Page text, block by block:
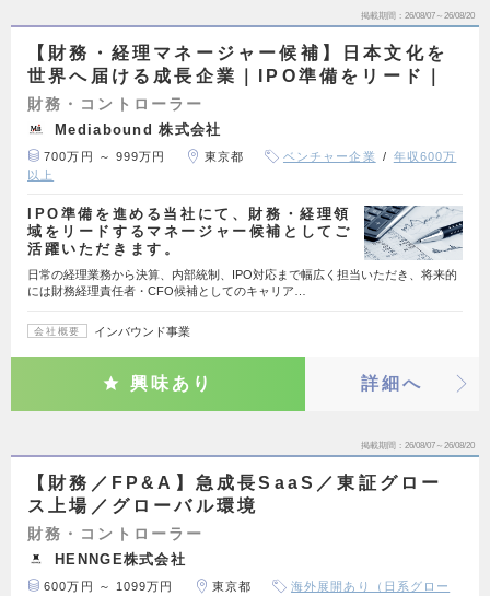
掲載期間 26/08/07～26/08/20
【財務・経理マネージャー候補】日本文化を
世界へ届ける成長企業｜IPO準備をリード｜
財務・コントローラー
Mediabound 株式会社
700万円 ～ 999万円 東京都 ベンチャー企業
年収600万
以上
IPO準備を進める当社にて、財務・経理領
域をリードするマネージャー候補としてご
活躍いただきます。
日常の経理業務から決算、内部統制、IPO対応まで幅広く担当いただき、将来的
には財務経理責任者・CFO候補としてのキャリア…
会社概要 インバウンド事業
興味あり 詳細へ
掲載期間 26/08/07～26/08/20
【財務／FP&A】急成長SaaS／東証グロー
ス上場／グローバル環境
財務・コントローラー
HENNGE株式会社
600万円 ～ 1099万円 東京都
海外展開あり（日系グロー